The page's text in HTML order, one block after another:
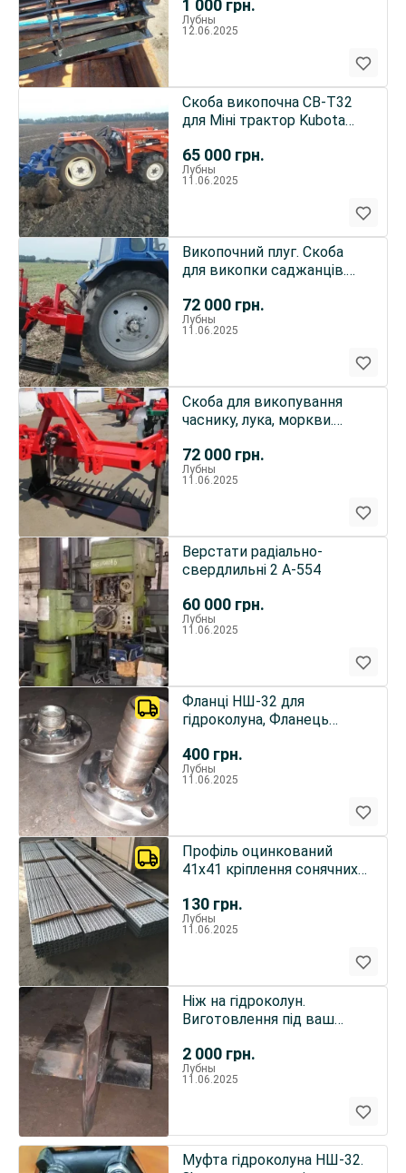
1 000 грн.
Лубны
12.06.2025
65 000 грн.
Скоба викопочна СВ-Т32
для Міні трактор Kubota
Лубны
11.06.2025
72 000 грн.
Викопочний плуг. Скоба
для викопки саджанців.
Лубны
11.06.2025
72 000 грн.
Скоба для викопування
часнику, лука, моркви.
Лубны
11.06.2025
60 000 грн.
Верстати радіально-
свердлильні 2 А-554
Лубны
11.06.2025
400 грн.
Фланці НШ-32 для
гідроколуна, Фланець
шланговий
Лубны
11.06.2025
130 грн.
Профіль оцинкований
41х41 кріплення сонячних
СЕС
Лубны
11.06.2025
2 000 грн.
Ніж на гідроколун.
Виготовлення під ваш
Лубны
11.06.2025
Муфта гідроколуна НШ-32.